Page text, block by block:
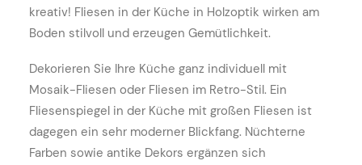
kreativ! Fliesen in der Küche in Holzoptik wirken am
Boden stilvoll und erzeugen Gemütlichkeit.
Dekorieren Sie Ihre Küche ganz individuell mit
Mosaik-Fliesen oder Fliesen im Retro-Stil. Ein
Fliesenspiegel in der Küche mit großen Fliesen ist
dagegen ein sehr moderner Blickfang. Nüchterne
Farben sowie antike Dekors ergänzen sich